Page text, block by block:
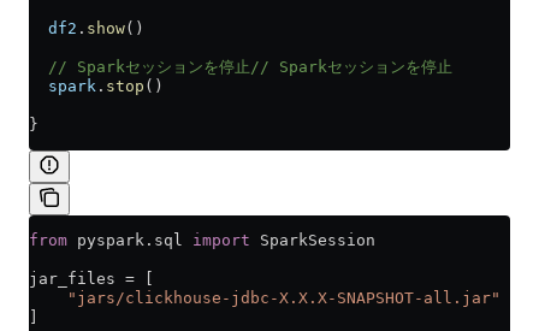
  df2
. show()
  // Sparkセッションを停止// Sparkセッションを停止
  spark
. stop ()
}
from pyspark.sql import SparkSession
jar_files = [
    "jars/clickhouse-jdbc-X.X.X-SNAPSHOT-all.jar"
]